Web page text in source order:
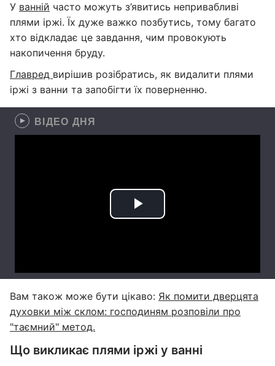
У ванній часто можуть з’явитись непривабливі
плями іржі. Їх дуже важко позбутись, тому багато
хто відкладає це завдання, чим провокують
накопичення бруду.
Главред вирішив розібратись, як видалити плями
іржі з ванни та запобігти їх поверненню.
ВІДЕО ДНЯ
Вам також може бути цікаво: Як помити дверцята
духовки між склом: господиням розповіли про
"таємний" метод.
Що викликає плями іржі у ванні